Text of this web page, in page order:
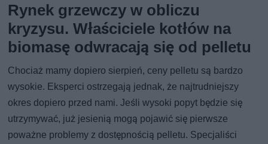
Rynek grzewczy w obliczu
kryzysu. Właściciele kotłów na
biomasę odwracają się od pelletu
Chociaż mamy dopiero sierpień, ceny pelletu są bardzo
wysokie. Eksperci ostrzegają jednak, że najtrudniejszy
okres dopiero przed nami. Jeśli wysoki popyt będzie się
utrzymywać, już jesienią mogą pojawić się pierwsze
poważne problemy z dostępnością pelletu. Specjaliści